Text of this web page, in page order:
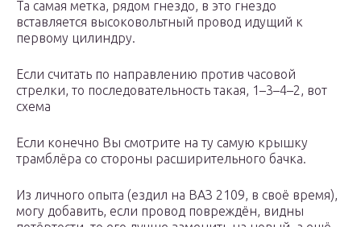
Та самая метка, рядом гнездо, в это гнездо
вставляется высоковольтный провод идущий к
первому цилиндру.
Если считать по направлению против часовой
стрелки, то последовательность такая, 1–3–4–2, вот
схема
Если конечно Вы смотрите на ту самую крышку
трамблёра со стороны расширительного бачка.
Из личного опыта (ездил на ВАЗ 2109, в своё время),
могу добавить, если провод повреждён, видны